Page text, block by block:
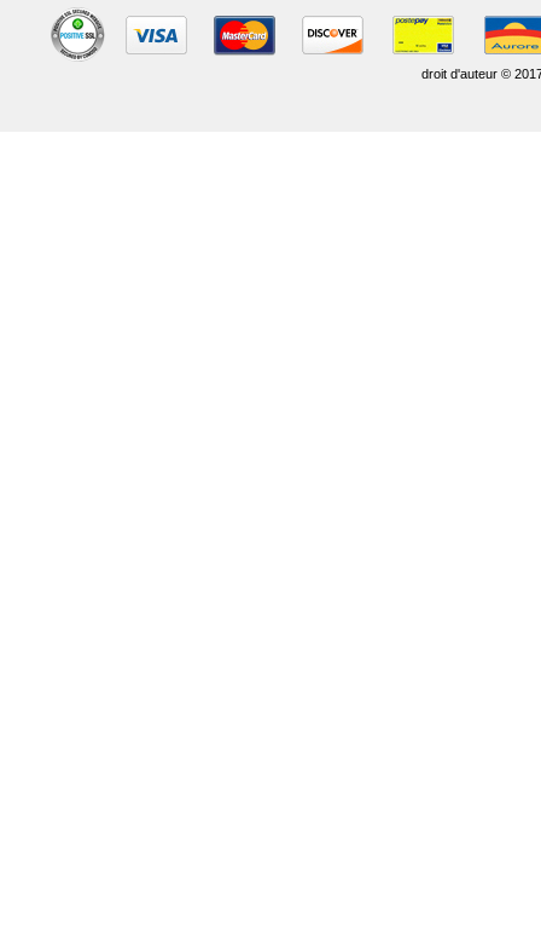
droit d'auteur ©